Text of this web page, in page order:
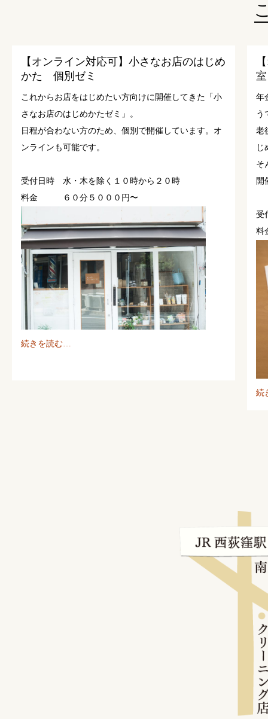
【オンライン対応可】小さなお店のはじめ
かた 個別ゼミ
これからお店をはじめたい方向けに開催してきた「小
さなお店のはじめかたゼミ」。
日程が合わない方のため、個別で開催しています。オ
ンラインも可能です。
受付日時 水・木を除く１０時から２０時
料金 ６０分５０００円〜
続きを読む…
室
年
う
老
じ
そ
開
受
料
続